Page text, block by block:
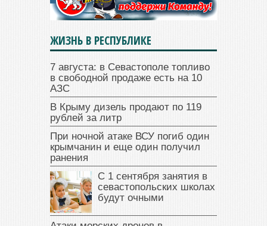
ЖИЗНЬ В РЕСПУБЛИКЕ
7 августа: в Севастополе топливо
в свободной продаже есть на 10
АЗС
В Крыму дизель продают по 119
рублей за литр
При ночной атаке ВСУ погиб один
крымчанин и еще один получил
ранения
С 1 сентября занятия в
севастопольских школах
будут очными